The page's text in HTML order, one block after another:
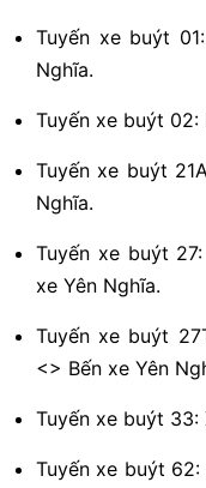
Tuyến xe buýt
Nghĩa.
Tuyến xe buýt 02:
Tuyến xe buýt
Nghĩa.
Tuyến xe buýt
xe Yên Nghĩa.
Tuyến xe buýt
<> Bến xe Yên
Tuyến xe buýt 33:
Tuyến xe buýt